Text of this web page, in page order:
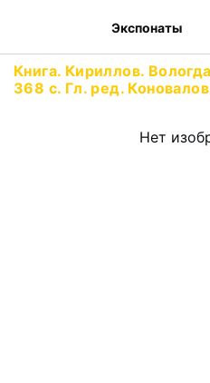
Экспонаты
Книга. Кириллов.
368 с. Гл. ред.
Нет